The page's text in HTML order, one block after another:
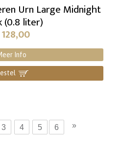
Urn Large Midnight
(0.8 liter)
128,00
Info
]
3 4 5 6 »